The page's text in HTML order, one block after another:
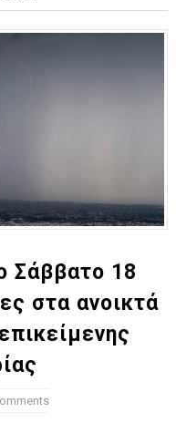
Σάββατο 18
στα ανοικτά